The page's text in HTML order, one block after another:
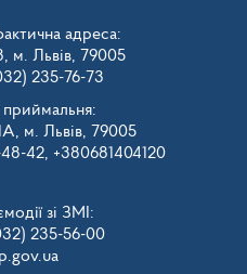
адреса:
м. Львів, 79005
235-76-73
приймальня:
м. Львів, 79005
42, +380681404120
зі ЗМІ:
235-56-00